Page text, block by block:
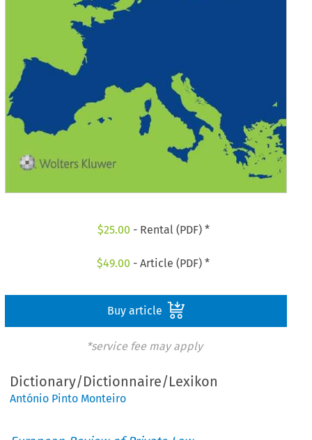
$25.00 - Rental (PDF) *
$49.00 - Article (PDF) *
Buy article
*service fee may apply
Dictionary/Dictionnaire/Lexikon
António Pinto Monteiro